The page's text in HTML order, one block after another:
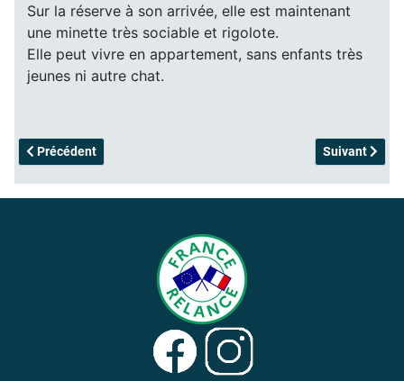
Sur la réserve à son arrivée, elle est maintenant
une minette très sociable et rigolote.
Elle peut vivre en appartement, sans enfants très
jeunes ni autre chat.
Article précédent : Caloo - adopté
Précédent Article
Suivant